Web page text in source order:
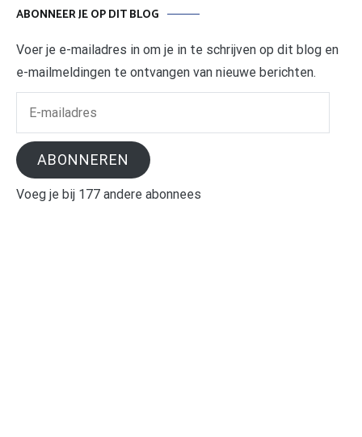
ABONNEER JE OP DIT BLOG
Voer je e-mailadres in om je in te schrijven op dit blog en
e-mailmeldingen te ontvangen van nieuwe berichten.
ABONNEREN
Voeg je bij 177 andere abonnees